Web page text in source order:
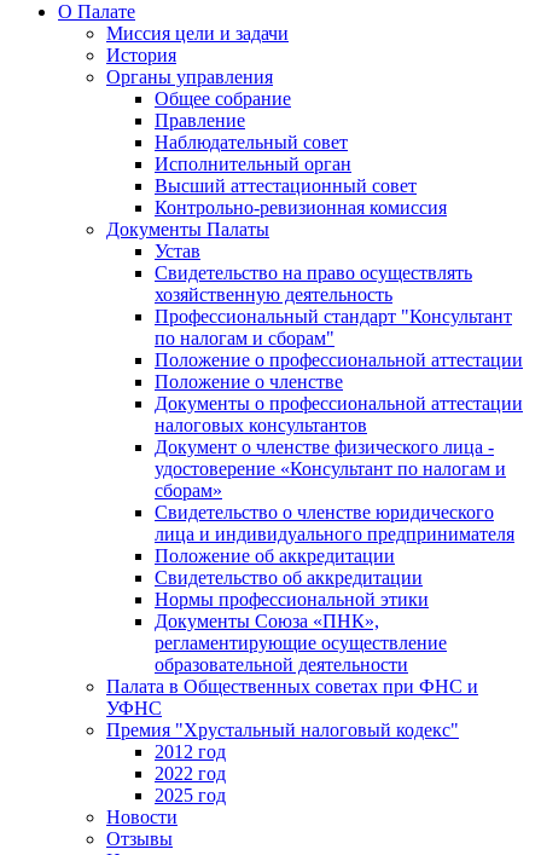
О Палате
Миссия цели и задачи
История
Органы управления
Общее собрание
Правление
Наблюдательный совет
Исполнительный орган
Высший аттестационный совет
Контрольно-ревизионная комиссия
Документы Палаты
Устав
Свидетельство на право осуществлять
хозяйственную деятельность
Профессиональный стандарт "Консультант
по налогам и сборам"
Положение о профессиональной аттестации
Положение о членстве
Документы о профессиональной аттестации
налоговых консультантов
Документ о членстве физического лица -
удостоверение «Консультант по налогам и
сборам»
Свидетельство о членстве юридического
лица и индивидуального предпринимателя
Положение об аккредитации
Свидетельство об аккредитации
Нормы профессиональной этики
Документы Союза «ПНК»,
регламентирующие осуществление
образовательной деятельности
Палата в Общественных советах при ФНС и
УФНС
Премия "Хрустальный налоговый кодекс"
2012 год
2022 год
2025 год
Новости
Отзывы